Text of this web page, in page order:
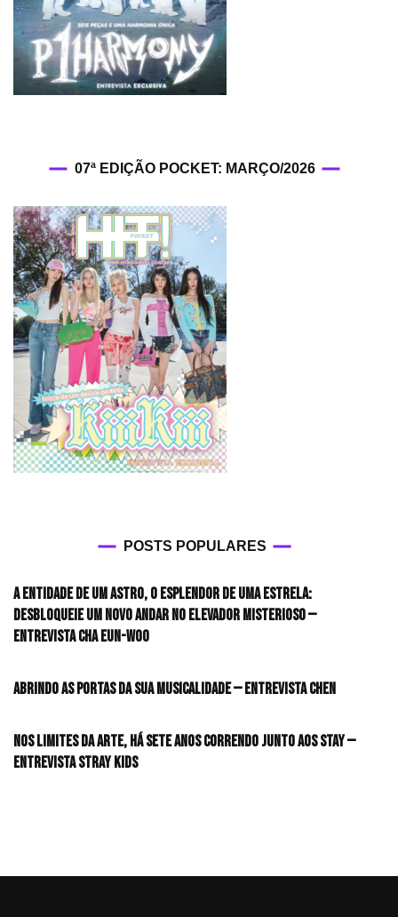
07ª EDIÇÃO POCKET: MARÇO/2026
POSTS POPULARES
A entidade de um astro, o esplendor de uma estrela:
desbloqueie um novo andar no elevador misterioso —
Entrevista CHA EUN-WOO
Abrindo as portas da sua musicalidade — Entrevista CHEN
Nos limites da arte, há sete anos correndo junto aos STAY —
Entrevista Stray Kids